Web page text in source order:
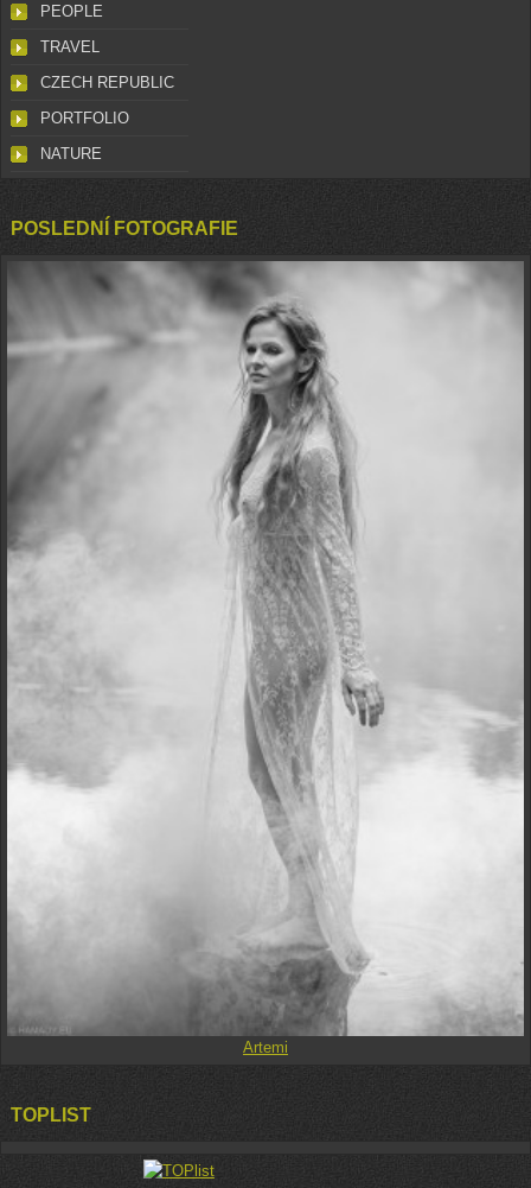
PEOPLE
TRAVEL
CZECH REPUBLIC
PORTFOLIO
NATURE
POSLEDNÍ FOTOGRAFIE
Artemi
TOPLIST